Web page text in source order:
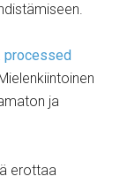
processed
ja
erottaa